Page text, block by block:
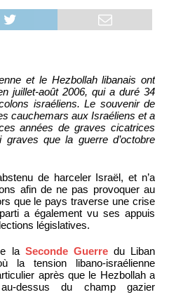
et le Hezbollah libanais ont
juillet-août 2006, qui a duré 34
israéliens. Le souvenir de
cauchemars aux Israéliens et a
années de graves cicatrices
que la guerre d’octobre
de harceler Israël, et n’a
afin de ne pas provoquer au
que le pays traverse une crise
a également vu ses appuis
législatives.
la Seconde Guerredu Liban
la tension libano-israélienne
après que le Hezbollah a
dessus du champ gazier